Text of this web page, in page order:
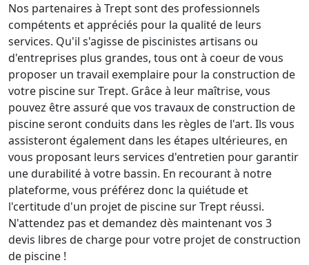
Nos partenaires à Trept sont des professionnels
compétents et appréciés pour la qualité de leurs
services. Qu'il s'agisse de piscinistes artisans ou
d'entreprises plus grandes, tous ont à coeur de vous
proposer un travail exemplaire pour la construction de
votre piscine sur Trept. Grâce à leur maîtrise, vous
pouvez être assuré que vos travaux de construction de
piscine seront conduits dans les règles de l'art. Ils vous
assisteront également dans les étapes ultérieures, en
vous proposant leurs services d'entretien pour garantir
une durabilité à votre bassin. En recourant à notre
plateforme, vous préférez donc la quiétude et
l'certitude d'un projet de piscine sur Trept réussi.
N'attendez pas et demandez dès maintenant vos 3
devis libres de charge pour votre projet de construction
de piscine !